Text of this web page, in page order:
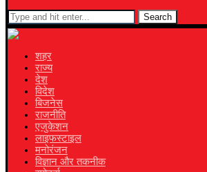
Search
शहर
राज्य
देश
विदेश
बिजनेस
राजनीति
एजुकेशन
लाइफस्टाइल
मनोरंजन
विज्ञान और तकनीक